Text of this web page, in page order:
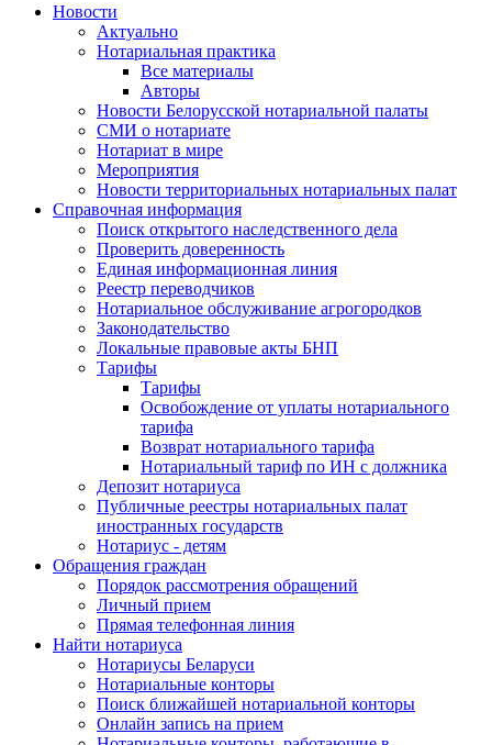
Новости
Актуально
Нотариальная практика
Все материалы
Авторы
Новости Белорусской нотариальной палаты
СМИ о нотариате
Нотариат в мире
Мероприятия
Новости территориальных нотариальных палат
Справочная информация
Поиск открытого наследственного дела
Проверить доверенность
Единая информационная линия
Реестр переводчиков
Нотариальное обслуживание агрогородков
Законодательство
Локальные правовые акты БНП
Тарифы
Тарифы
Освобождение от уплаты нотариального
тарифа
Возврат нотариального тарифа
Нотариальный тариф по ИН с должника
Депозит нотариуса
Публичные реестры нотариальных палат
иностранных государств
Нотариус - детям
Обращения граждан
Порядок рассмотрения обращений
Личный прием
Прямая телефонная линия
Найти нотариуса
Нотариусы Беларуси
Нотариальные конторы
Поиск ближайшей нотариальной конторы
Онлайн запись на прием